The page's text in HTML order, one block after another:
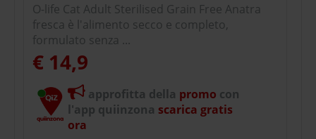
O-life Cat Adult Sterilised Grain Free Anatra
fresca è l'alimento secco e completo,
formulato senza ...
€ 14,9
approfitta della promo con
l'app quiinzona scarica gratis
ora